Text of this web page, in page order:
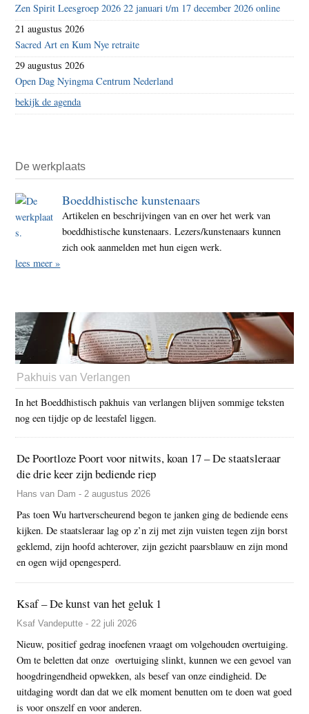
Zen Spirit Leesgroep 2026 22 januari t/m 17 december 2026 online
21 augustus 2026
Sacred Art en Kum Nye retraite
29 augustus 2026
Open Dag Nyingma Centrum Nederland
bekijk de agenda
De werkplaats
Boeddhistische kunstenaars
Artikelen en beschrijvingen van en over het werk van
boeddhistische kunstenaars. Lezers/kunstenaars kunnen
zich ook aanmelden met hun eigen werk.
lees meer »
Pakhuis van Verlangen
In het Boeddhistisch pakhuis van verlangen blijven sommige teksten
nog een tijdje op de leestafel liggen.
De Poortloze Poort voor nitwits, koan 17 – De staatsleraar
die drie keer zijn bediende riep
Hans van Dam - 2 augustus 2026
Pas toen Wu hartverscheurend begon te janken ging de bediende eens
kijken. De staatsleraar lag op z’n zij met zijn vuisten tegen zijn borst
geklemd, zijn hoofd achterover, zijn gezicht paarsblauw en zijn mond
en ogen wijd opengesperd.
Ksaf – De kunst van het geluk 1
Ksaf Vandeputte - 22 juli 2026
Nieuw, positief gedrag inoefenen vraagt om volgehouden overtuiging.
Om te beletten dat onze overtuiging slinkt, kunnen we een gevoel van
hoogdringendheid opwekken, als besef van onze eindigheid. De
uitdaging wordt dan dat we elk moment benutten om te doen wat goed
is voor onszelf en voor anderen.